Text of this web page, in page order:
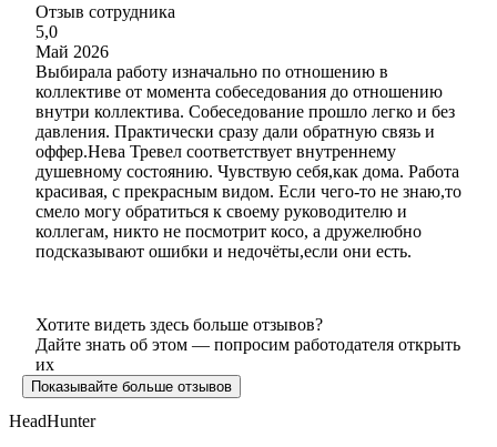
Отзыв сотрудника
5,0
Май 2026
Выбирала работу изначально по отношению в
коллективе от момента собеседования до отношению
внутри коллектива. Собеседование прошло легко и без
давления. Практически сразу дали обратную связь и
оффер.Нева Тревел соответствует внутреннему
душевному состоянию. Чувствую себя,как дома. Работа
красивая, с прекрасным видом. Если чего-то не знаю,то
смело могу обратиться к своему руководителю и
коллегам, никто не посмотрит косо, а дружелюбно
подсказывают ошибки и недочёты,если они есть.
Хотите видеть здесь больше отзывов?
Дайте знать об этом — попросим работодателя открыть
их
Показывайте больше отзывов
HeadHunter